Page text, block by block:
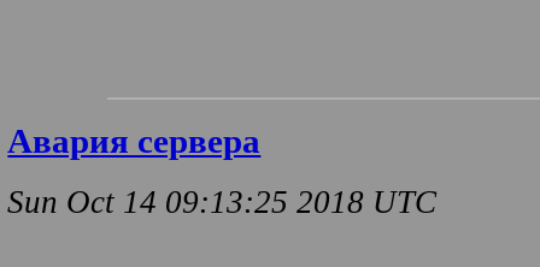
Авария сервера
Sun Oct 14 09:13:25 2018 UTC